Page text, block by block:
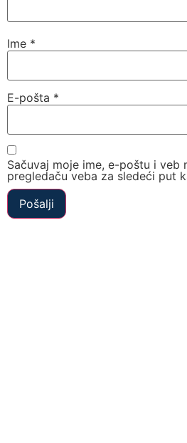
Ime *
E-pošta *
Sačuvaj moje ime, e-poštu i veb
pregledaču veba za sledeći put